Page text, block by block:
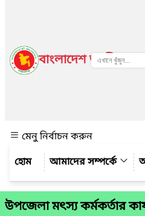
বাংলাদেশ জাতীয় তথ্য
মেনু নির্বাচন করুন
আমাদের সম্পর্কে
উপজেলা মৎস্য কর্মকর্তার